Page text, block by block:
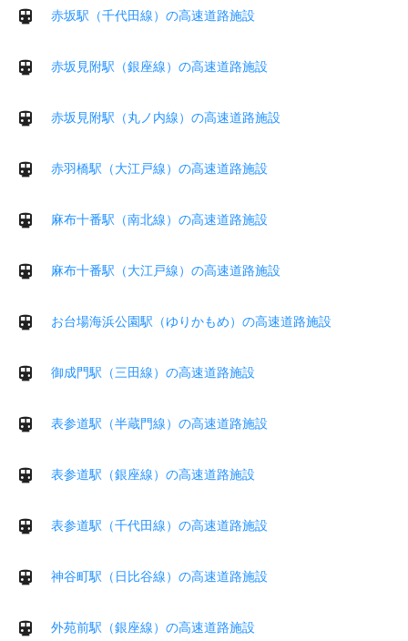
赤坂駅（千代田線）の高速道路施設
赤坂見附駅（銀座線）の高速道路施設
赤坂見附駅（丸ノ内線）の高速道路施設
赤羽橋駅（大江戸線）の高速道路施設
麻布十番駅（南北線）の高速道路施設
麻布十番駅（大江戸線）の高速道路施設
お台場海浜公園駅（ゆりかもめ）の高速道路施設
御成門駅（三田線）の高速道路施設
表参道駅（半蔵門線）の高速道路施設
表参道駅（銀座線）の高速道路施設
表参道駅（千代田線）の高速道路施設
神谷町駅（日比谷線）の高速道路施設
外苑前駅（銀座線）の高速道路施設